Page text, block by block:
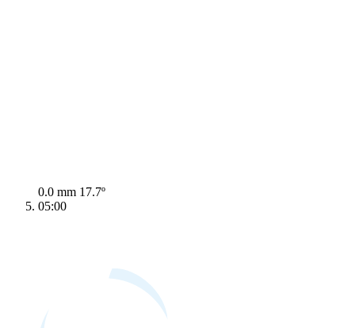
0.0 mm 17.7º
05:00